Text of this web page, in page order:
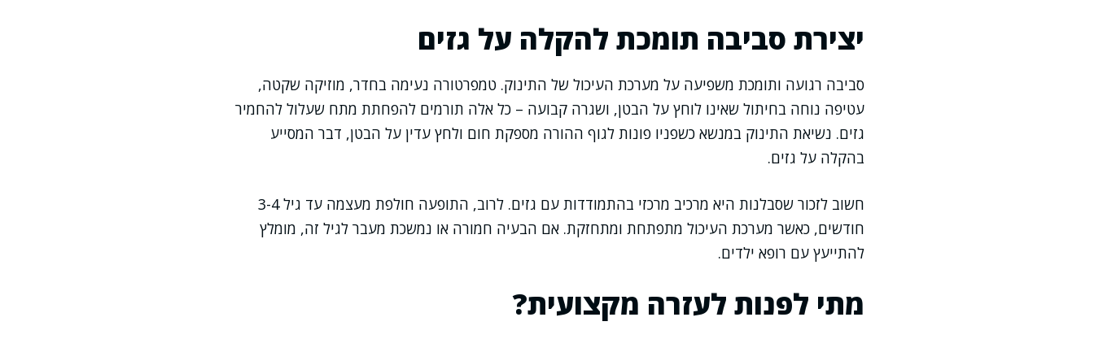
יצירת סביבה תומכת להקלה על גזים
סביבה רגועה ותומכת משפיעה על מערכת העיכול של התינוק. טמפרטורה נעימה בחדר, מוזיקה שקטה,
עטיפה נוחה בחיתול שאינו לוחץ על הבטן, ושגרה קבועה – כל אלה תורמים להפחתת מתח שעלול להחמיר
גזים. נשיאת התינוק במנשא כשפניו פונות לגוף ההורה מספקת חום ולחץ עדין על הבטן, דבר המסייע
בהקלה על גזים.
חשוב לזכור שסבלנות היא מרכיב מרכזי בהתמודדות עם גזים. לרוב, התופעה חולפת מעצמה עד גיל 3-4
חודשים, כאשר מערכת העיכול מתפתחת ומתחזקת. אם הבעיה חמורה או נמשכת מעבר לגיל זה, מומלץ
להתייעץ עם רופא ילדים.
מתי לפנות לעזרה מקצועית?